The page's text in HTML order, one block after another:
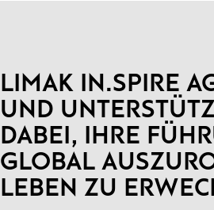
LIMAK IN.SPIRE
UND
DABEI, IHRE
GLOBAL
LEBEN ZU